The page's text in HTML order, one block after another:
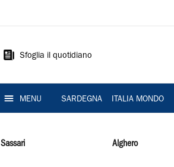
Sardegna
Sfoglia il quotidiano
MENU SARDEGNA ITALIA MONDO
Sassari Alghero